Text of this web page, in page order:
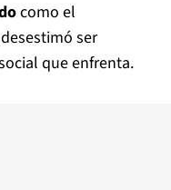
como el
ser
que enfrenta.